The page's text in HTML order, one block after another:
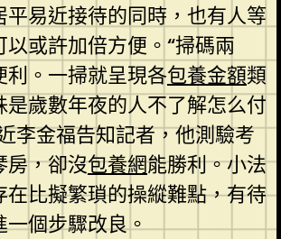
平易近接待的同時，也有人等
或許加倍方便。“掃碼兩
利。一掃就呈現各包養金額類
是歲數年夜的人不了解怎么付
李金福告知記者，他測驗考
房，卻沒包養網能勝利。小法
在比擬繁瑣的操縱難點，有待
一個步驟改良。